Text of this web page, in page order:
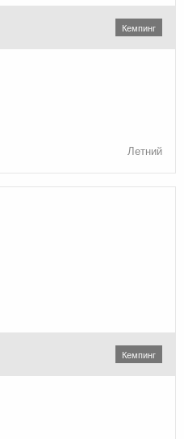
Кемпинг
Летний
Кемпинг